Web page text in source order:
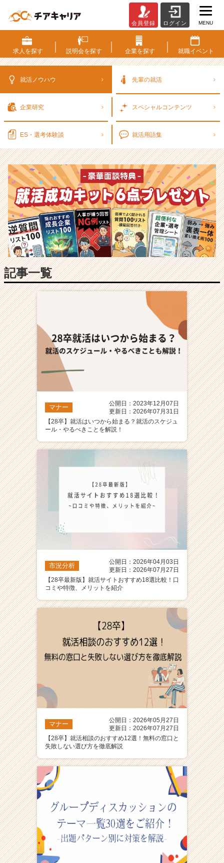
考
対
策・
ウ
ベ
ン
チ
ャ
ー・
成
長
企
業
か
カ
届
く
就
キ
リ
（C
e
a
会員登録 ログイン MENU
求人を探す 説明会を探す 企業を探す 就職イベント
就活ノウハウ 先輩の就活
企業研究 スペシャルコンテンツ
ES・選考体験談 就活用語集
記事一覧
マナー
公開日：2023年12月07日
更新日：2026年07月31日
【28卒】就活はいつから始まる？就活のスケジュ
ール・やるべきことを解説！
市況分析
公開日：2026年04月03日
更新日：2026年07月27日
【28卒最新版】就活サイトおすすめ18選比較！口
コミや特徴、メリットを紹介
マナー
公開日：2026年05月27日
更新日：2026年07月27日
【28卒】就活相談のおすすめ12選！無料の窓口と
失敗しない選び方を徹底解説